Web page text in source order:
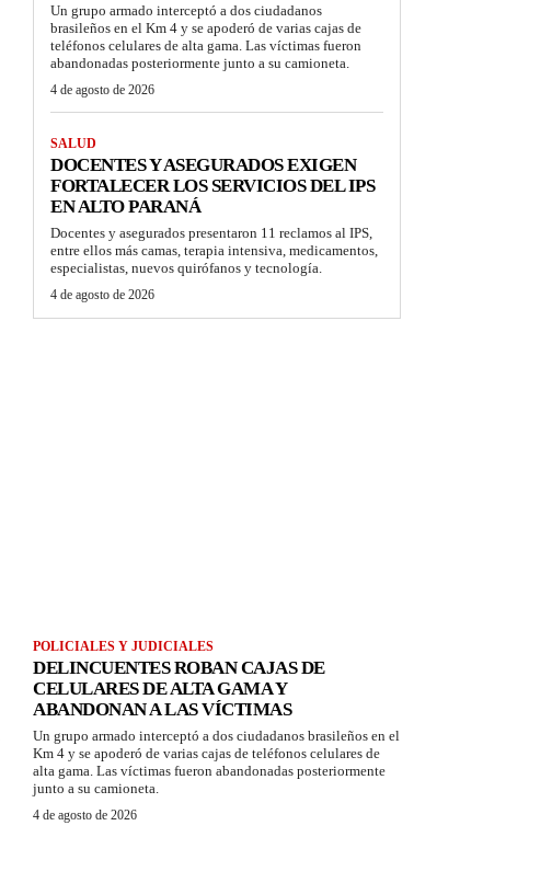
Un grupo armado interceptó a dos ciudadanos
brasileños en el Km 4 y se apoderó de varias cajas de
teléfonos celulares de alta gama. Las víctimas fueron
abandonadas posteriormente junto a su camioneta.
4 de agosto de 2026
SALUD
DOCENTES Y ASEGURADOS EXIGEN
FORTALECER LOS SERVICIOS DEL IPS
EN ALTO PARANÁ
Docentes y asegurados presentaron 11 reclamos al IPS,
entre ellos más camas, terapia intensiva, medicamentos,
especialistas, nuevos quirófanos y tecnología.
4 de agosto de 2026
POLICIALES Y JUDICIALES
DELINCUENTES ROBAN CAJAS DE
CELULARES DE ALTA GAMA Y
ABANDONAN A LAS VÍCTIMAS
Un grupo armado interceptó a dos ciudadanos brasileños en el
Km 4 y se apoderó de varias cajas de teléfonos celulares de
alta gama. Las víctimas fueron abandonadas posteriormente
junto a su camioneta.
4 de agosto de 2026